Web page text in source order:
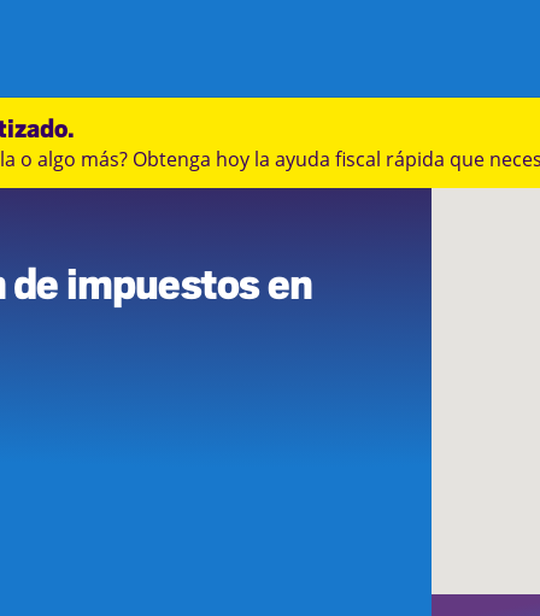
o algo más? Obtenga hoy la ayuda fiscal rápida que
impuestos en